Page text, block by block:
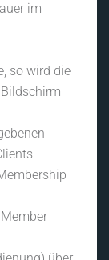
im
so wird die